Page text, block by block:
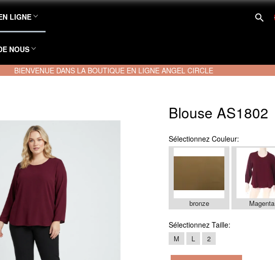
LIGNE
NOUS
BIENVENUE DANS LA BOUTIQUE EN LIGNE ANGEL CIRCLE
Blouse AS1802
Sélectionnez Couleur:
bronze Magenta
Sélectionnez Taille:
M L 2